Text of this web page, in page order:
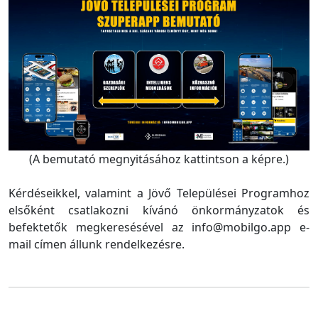
(A bemutató megnyitásához kattintson a képre.)
Kérdéseikkel, valamint a Jövő Települései Programhoz
elsőként csatlakozni kívánó önkormányzatok és
befektetők megkeresésével az info@mobilgo.app e-
mail címen állunk rendelkezésre.